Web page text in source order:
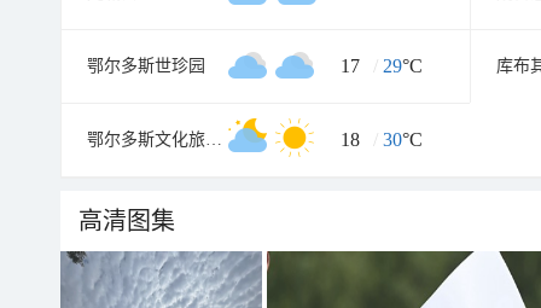
鄂尔多斯世珍园 17 / 29°C
鄂尔多斯文化旅游村 18 / 30°C
高清图集